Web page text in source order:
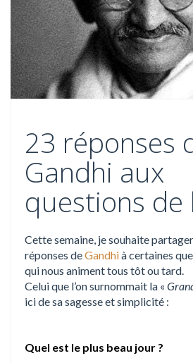
23 réponses
Gandhi aux
questions de
Cette semaine, je souhaite
réponses deGandhià certaines
qui nous animent tous tôt ou tard.
Celui que l’on surnommait la «
ici de sa sagesse et simplicité :
Quel est le plus beau jour ?